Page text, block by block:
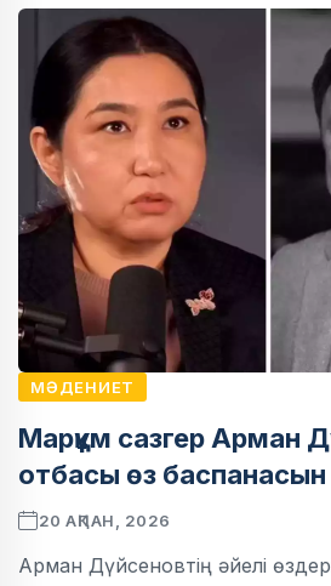
МӘДЕНИЕТ
Марқұм сазгер Арман
отбасы өз баспанасын
20 АҚПАН, 2026
Арман Дүйсеновтің әйелі